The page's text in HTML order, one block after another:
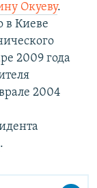
Окуеву.
в Киеве
2009 года
2004
.